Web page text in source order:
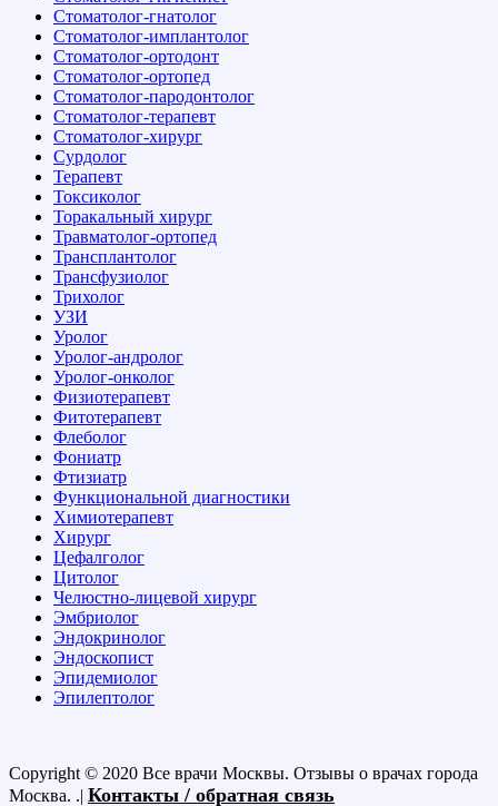
Стоматолог-гнатолог
Стоматолог-имплантолог
Стоматолог-ортодонт
Стоматолог-ортопед
Стоматолог-пародонтолог
Стоматолог-терапевт
Стоматолог-хирург
Сурдолог
Терапевт
Токсиколог
Торакальный хирург
Травматолог-ортопед
Трансплантолог
Трансфузиолог
Трихолог
УЗИ
Уролог
Уролог-андролог
Уролог-онколог
Физиотерапевт
Фитотерапевт
Флеболог
Фониатр
Фтизиатр
Функциональной диагностики
Химиотерапевт
Хирург
Цефалголог
Цитолог
Челюстно-лицевой хирург
Эмбриолог
Эндокринолог
Эндоскопист
Эпидемиолог
Эпилептолог
Copyright © 2020 Все врачи Москвы. Отзывы о врачах города
Москва. .| Контакты / обратная связь